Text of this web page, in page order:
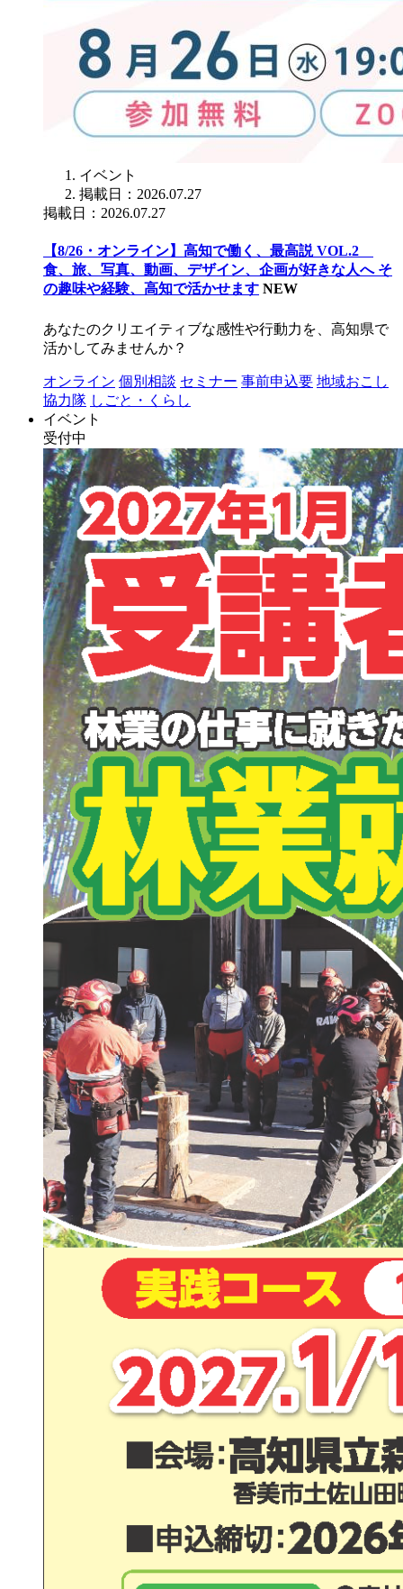
イベント
掲載日：2026.07.27
掲載日：2026.07.27
【8/26・オンライン】高知で働く、最高説 VOL.2
食、旅、写真、動画、デザイン、企画が好きな人へ そ
の趣味や経験、高知で活かせます NEW
あなたのクリエイティブな感性や行動力を、高知県で
活かしてみませんか？
オンライン 個別相談 セミナー 事前申込要 地域おこし
協力隊 しごと・くらし
イベント
受付中